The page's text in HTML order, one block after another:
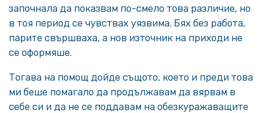
започнала да показвам по-смело това различие, но
в тоя период се чувствах уязвима. Бях без работа,
парите свършваха, а нов източник на приходи не
се оформяше.
Тогава на помощ дойде същото, което и преди това
ми беше помагало да продължавам да вярвам в
себе си и да не се поддавам на обезкуражаващите